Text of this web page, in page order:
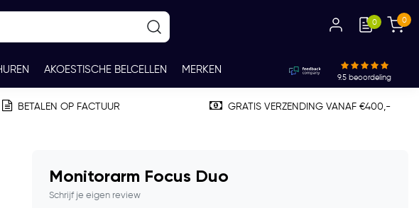
0 0
AKOESTISCHE BELCELLEN MERKEN
9.5 beoordeling
BETALEN OP FACTUUR GRATIS VERZENDING VANAF €400,-
Monitorarm Focus Duo
Schrijf je eigen review